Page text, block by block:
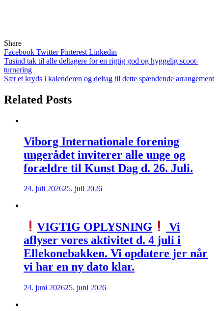
Share
Facebook TwitterPinterest Linkedin
Indlægsnavigation
Tusind tak til alle deltagere for en rigtig god og hyggelig scoot-
turnering
Sæt et kryds i kalenderen og deltag til dette spændende arrangement
Related Posts
Viborg Internationale forening
ungerådet inviterer alle unge og
forældre til Kunst Dag d. 26. Juli.
24. juli 202625. juli 2026
VIGTIG OPLYSNING
Vi
aflyser vores aktivitet d. 4 juli i
Ellekonebakken. Vi opdatere jer når
vi har en ny dato klar.
24. juni 202625. juni 2026